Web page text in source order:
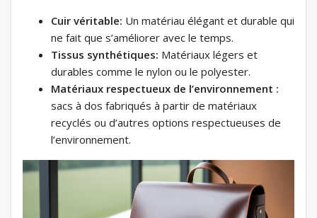
Cuir véritable: Un matériau élégant et durable qui
ne fait que s’améliorer avec le temps.
Tissus synthétiques: Matériaux légers et
durables comme le nylon ou le polyester.
Matériaux respectueux de l’environnement :
sacs à dos fabriqués à partir de matériaux
recyclés ou d’autres options respectueuses de
l’environnement.